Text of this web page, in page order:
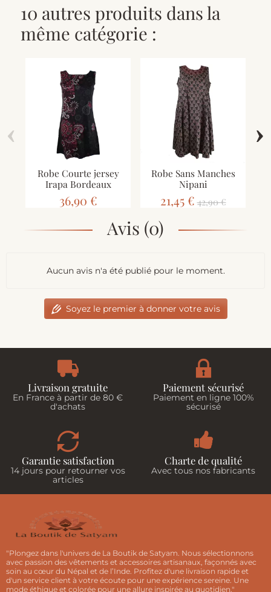
10 autres produits dans la
même catégorie :
Robe Courte jersey
Irapa Bordeaux
36,90 €
Robe Sans Manches
Nipani
21,45 € 42,90 €
‹ ›
Avis (0)
Aucun avis n'a été publié pour le moment.
Soyez le premier à donner votre avis
Livraison gratuite
En France à partir de 80 €
d'achats
Paiement sécurisé
Paiement en ligne 100%
sécurisé
Garantie satisfaction
14 jours pour retourner vos
articles
Charte de qualité
Avec tous nos fabricants
"Plongez dans l'univers de La Boutik de Satyam. Nous sélectionnons
avec passion des vêtements et accessoires artisanaux, façonnés avec
soin au cœur du Népal et de l’Inde. Profitez d'une livraison rapide et
d'un service client à votre écoute pour une expérience sereine. Une
mode éthique et colorée pour une allure inspirée au quotidien."